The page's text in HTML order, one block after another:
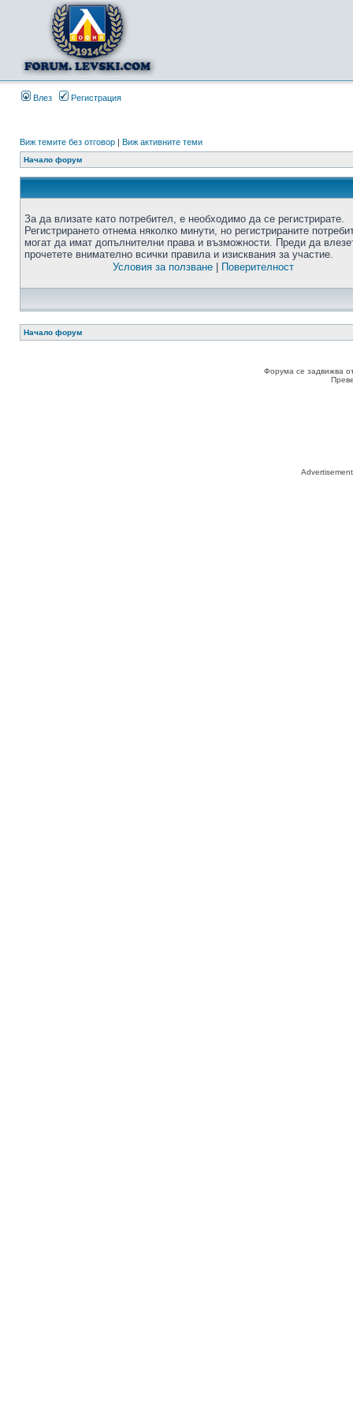
Влез Регистрация
Виж темите без отговор | Виж активните теми
Начало форум
За да влизате като потребител, е необходимо да се регистрирате.
Регистрирането отнема няколко минути, но регистрираните
могат да имат допълнителни права и възможности. Преди да
прочетете внимателно всички правила и изисквания за участие.
Условия за ползване| Поверителност
Начало форум
Форума се задвижва